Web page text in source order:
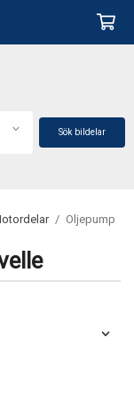
Sök bildelar
/ Oljepump